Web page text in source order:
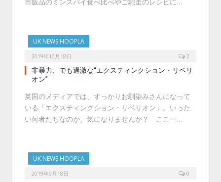
UK NEWS HOOPLA
2019年10月18日 2
非暴力、でも過激な“エクスティンクション・リベリ
オン”
英国のメディアでは、すっかりお馴染みさんになって
いる「エクスティンクション・リベリオン」。いった
い何者たちなのか、気になりませんか？ ここ一…
UK NEWS HOOPLA
2019年9月18日 0